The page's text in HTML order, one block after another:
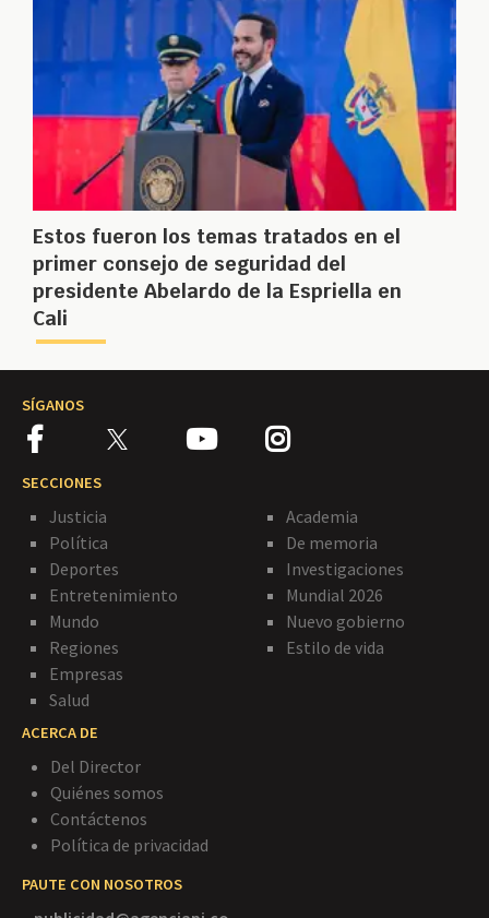
Estos fueron los temas tratados en el
primer consejo de seguridad del
presidente Abelardo de la Espriella en
Cali
SÍGANOS
SECCIONES
Justicia
Política
Deportes
Entretenimiento
Mundo
Regiones
Empresas
Salud
Academia
De memoria
Investigaciones
Mundial 2026
Nuevo gobierno
Estilo de vida
ACERCA DE
Del Director
Quiénes somos
Contáctenos
Política de privacidad
PAUTE CON NOSOTROS